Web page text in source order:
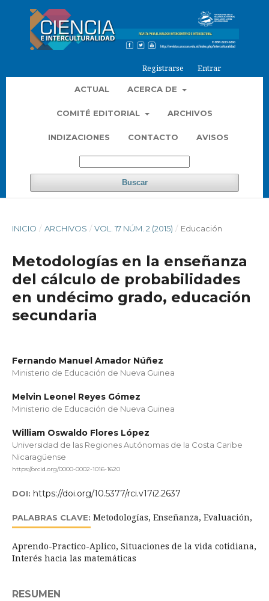
Registrarse Entrar
ACTUAL ACERCA DE
COMITÉ EDITORIAL ARCHIVOS
INDIZACIONES CONTACTO AVISOS
Buscar
INICIO / ARCHIVOS / VOL. 17 NÚM. 2 (2015) / Educación
Metodologías en la enseñanza
del cálculo de probabilidades
en undécimo grado, educación
secundaria
Fernando Manuel Amador Núñez
Ministerio de Educación de Nueva Guinea
Melvin Leonel Reyes Gómez
Ministerio de Educación de Nueva Guinea
William Oswaldo Flores López
Universidad de las Regiones Autónomas de la Costa Caribe
Nicaragüense
https://orcid.org/0000-0002-1016-1620
DOI: https://doi.org/10.5377/rci.v17i2.2637
PALABRAS CLAVE: Metodologías, Enseñanza, Evaluación,
Aprendo-Practico-Aplico, Situaciones de la vida cotidiana,
Interés hacia las matemáticas
RESUMEN